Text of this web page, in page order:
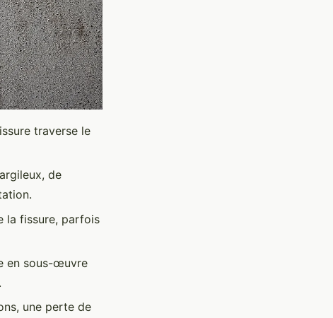
traverse le
de
la fissure, parfois
en sous-œuvre
une perte de